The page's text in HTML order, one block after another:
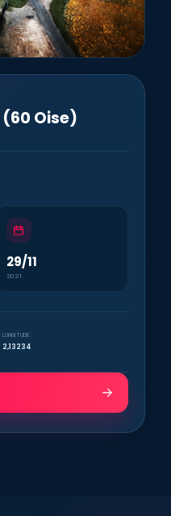
Oise)
29/11
2021
LONGITUDE
2,13234